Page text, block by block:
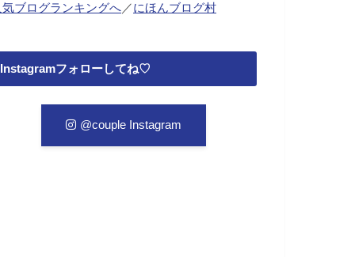
気ブログランキングへ／にほんブログ村
Instagramフォローしてね♡
@couple Instagram